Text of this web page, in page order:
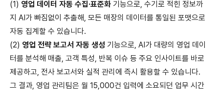
(1) 영업 데이터 자동 수집·표준화 기능으로, 수기로 적힌 정보까
지 AI가 빠짐없이 추출해, 모든 매장의 데이터를 통일된 포맷으로
자동 집계할 수 있습니다.
(2) 영업 전략 보고서 자동 생성 기능으로, AI가 대량의 영업 데이
터를 분석해 매출, 고객 특성, 반복 이슈 등 주요 인사이트를 바로
제공하고, 전사 보고서와 실적 관리에 즉시 활용할 수 있습니다.
그 결과, 영업 관리팀은 월 15,000건 입력에 소요되던 업무 시간